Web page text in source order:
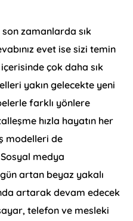
zamanlarda sık
evet ise sizi temin
çok daha sık
yakın gelecekte yeni
farklı yönlere
hızla hayatın her
modelleri de
medya
artan beyaz yakalı
artarak devam edecek
telefon ve mesleki